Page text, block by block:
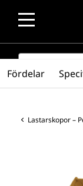
SEARCH
Lastarskopor –
Fördelar